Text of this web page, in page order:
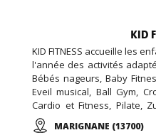
KID
KID FITNESS accueille les
l'année des activités
Bébés nageurs, Baby
Eveil musical, Ball Gym,
Cardio et Fitness, Pilate,
Stages Sportifs pendant
Sportives qui suivent
MARIGNANE (13700)